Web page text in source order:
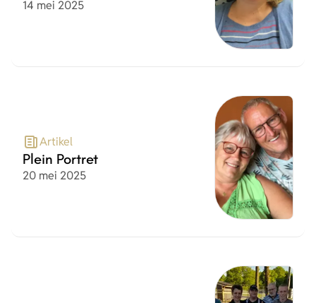
Datum
14 mei 2025
Artikel
Plein Portret
Datum
20 mei 2025